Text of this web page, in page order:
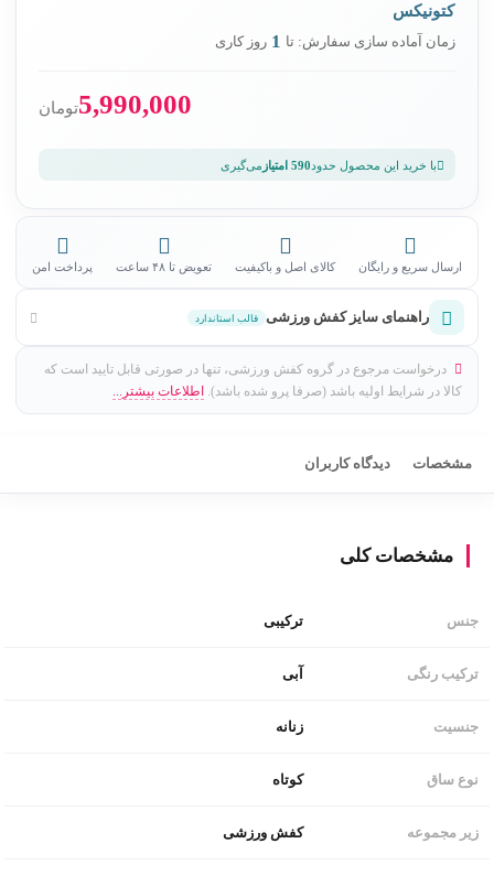
راهنمای سایز کفش ورزشی قالب استاندارد
درخواست مرجوع در گروه کفش ورزشی، تنها در صورتی قابل تایید است که
کالا در شرایط اولیه باشد (صرفا پرو شده باشد). اطلاعات بیشتر...
کتونیکس
زمان آماده سازی سفارش: تا 1 روز کاری
5,990,000تومان
با خرید این محصول حدود 590 امتیاز می‌گیری
ارسال سریع و رایگان کالای اصل و باکیفیت تعویض تا ۴۸ ساعت پرداخت امن
مشخصات دیدگاه کاربران
مشخصات کلی
جنس ترکیبی
ترکیب رنگی آبی
جنسیت زنانه
نوع ساق کوتاه
زیر مجموعه کفش ورزشی